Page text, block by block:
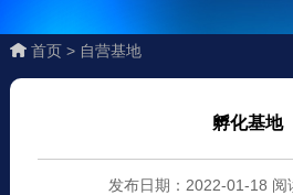
首页 > 自营基地
孵化基地
发布日期：2022-01-18 阅